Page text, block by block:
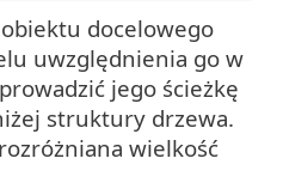
docelowego
uwzględnienia go w
jego ścieżkę
struktury drzewa.
wielkość